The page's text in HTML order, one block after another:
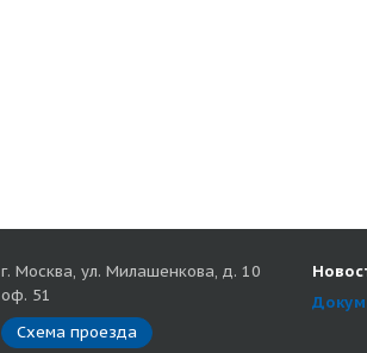
г. Москва, ул. Милашенкова, д. 10
оф. 51
Схема проезда